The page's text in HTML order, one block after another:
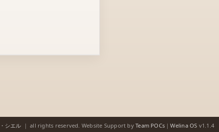
シエル ｜ all rights reserved. Website Support byTeam POCs ｜Welina OS v1.1.4